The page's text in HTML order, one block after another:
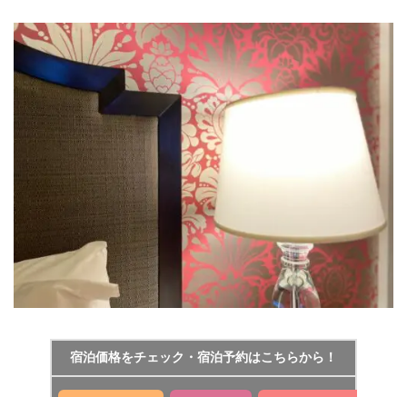
宿泊価格をチェック・宿泊予約はこちらから！